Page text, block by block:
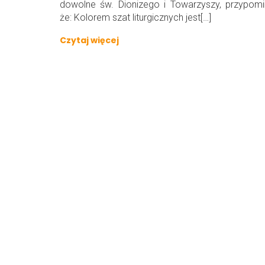
dowolne św. Dionizego i Towarzyszy,
że: Kolorem szat liturgicznych jest[…]
Czytaj więcej